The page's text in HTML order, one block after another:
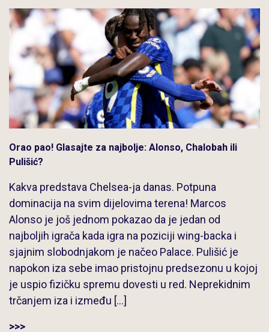
Orao pao! Glasajte za najbolje: Alonso, Chalobah ili
Pulišić?
Kakva predstava Chelsea-ja danas. Potpuna
dominacija na svim dijelovima terena! Marcos
Alonso je još jednom pokazao da je jedan od
najboljih igrača kada igra na poziciji wing-backa i
sjajnim slobodnjakom je načeo Palace. Pulišić je
napokon iza sebe imao pristojnu predsezonu u kojoj
je uspio fizičku spremu dovesti u red. Neprekidnim
trčanjem iza i između […]
>>>